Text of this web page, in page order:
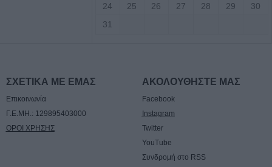
σε
24
25 26 27 28 29
30
31
ΣΧΕΤΙΚΑ ΜΕ ΕΜΑΣ
Επικοινωνία
Γ.Ε.ΜΗ.: 129895403000
ΟΡΟΙ ΧΡΗΣΗΣ
ΑΚΟΛΟΥΘΗΣΤΕ ΜΑΣ
Facebook
Instagram
Twitter
YouTube
Συνδρομή στο RSS